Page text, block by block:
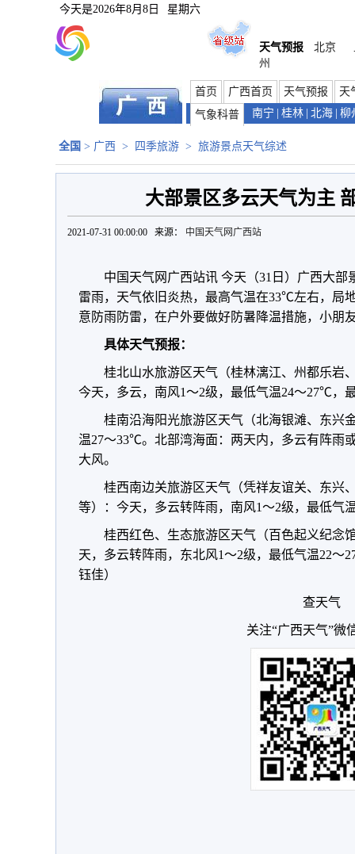
今天是2026年8月8日 星期六
天气预报 北京
州
首页 广西首页 天气预报
天
气象科普
南宁 桂林 北海 柳
全国 > 广西 > 四季旅游 > 旅游景点天气综述
大部景区多云天气为主
2021-07-31 00:00:00 来源： 中国天气网广西站
中国天气网广西站讯 今天（31日）广西大
雷雨，天气依旧炎热，最高气温在33℃左右，局
意防雨防雷，在户外要做好防暑降温措施，小朋
具体天气预报：
桂北山水旅游区天气（桂林漓江、州都乐岩
今天，多云，南风1～2级，最低气温24～27℃，
桂南沿海阳光旅游区天气（北海银滩、东兴
温27～33℃。北部湾海面：两天内，多云有阵雨
大风。
桂西南边关旅游区天气（凭祥友谊关、东兴
等）：今天，多云转阵雨，南风1～2级，最低
桂西红色、生态旅游区天气（百色起义纪念
天，多云转阵雨，东北风1～2级，最低气温22
钰佳）
查天气
关注“广西天气”微